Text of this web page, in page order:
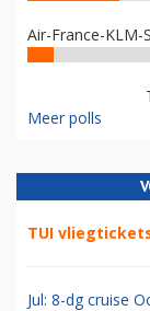
Air-France-KLM-
Meer polls
TUI
Jul: 8-dg cruise